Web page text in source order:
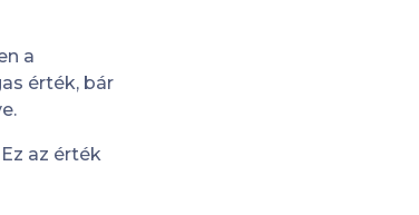
a
érték, bár
az érték